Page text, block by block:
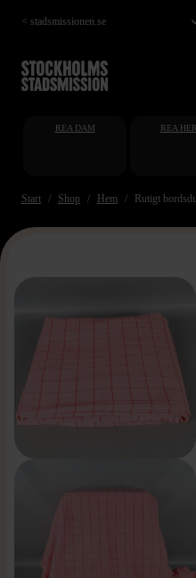
Hoppa
till
< stadsmissionen.se
REA DAM REA
Start Shop Hem Rutigt